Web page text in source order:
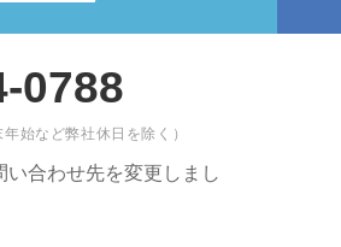
0788
始など弊社休日を除く）
合わせ先を変更しまし